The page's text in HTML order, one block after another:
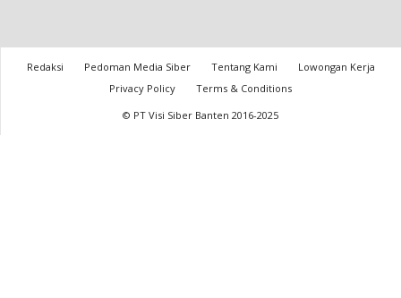
Redaksi Pedoman Media Siber Tentang Kami
Lowongan Kerja
Privacy Policy
Terms & Conditions
© PT Visi Siber Banten 2016-2025